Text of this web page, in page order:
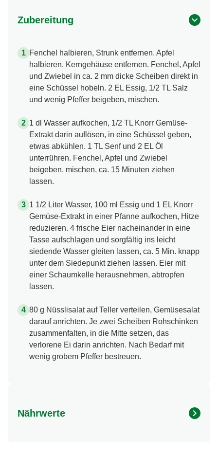
Zubereitung
Fenchel halbieren, Strunk entfernen. Apfel
halbieren, Kerngehäuse entfernen. Fenchel, Apfel
und Zwiebel in ca. 2 mm dicke Scheiben direkt in
eine Schüssel hobeln. 2 EL Essig, 1/2 TL Salz
und wenig Pfeffer beigeben, mischen.
1 dl Wasser aufkochen, 1/2 TL Knorr Gemüse-
Extrakt darin auflösen, in eine Schüssel geben,
etwas abkühlen. 1 TL Senf und 2 EL Öl
unterrühren. Fenchel, Apfel und Zwiebel
beigeben, mischen, ca. 15 Minuten ziehen
lassen.
1 1/2 Liter Wasser, 100 ml Essig und 1 EL Knorr
Gemüse-Extrakt in einer Pfanne aufkochen, Hitze
reduzieren. 4 frische Eier nacheinander in eine
Tasse aufschlagen und sorgfältig ins leicht
siedende Wasser gleiten lassen, ca. 5 Min. knapp
unter dem Siedepunkt ziehen lassen. Eier mit
einer Schaumkelle herausnehmen, abtropfen
lassen.
80 g Nüsslisalat auf Teller verteilen, Gemüsesalat
darauf anrichten. Je zwei Scheiben Rohschinken
zusammenfalten, in die Mitte setzen, das
verlorene Ei darin anrichten. Nach Bedarf mit
wenig grobem Pfeffer bestreuen.
Nährwerte